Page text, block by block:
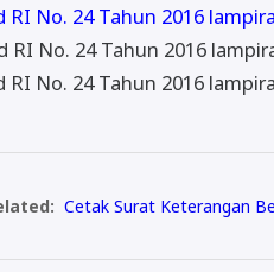
RI No. 24 Tahun 2016
RI No. 24 Tahun 2016
RI No. 24 Tahun 2016
Cetak Surat Keterangan